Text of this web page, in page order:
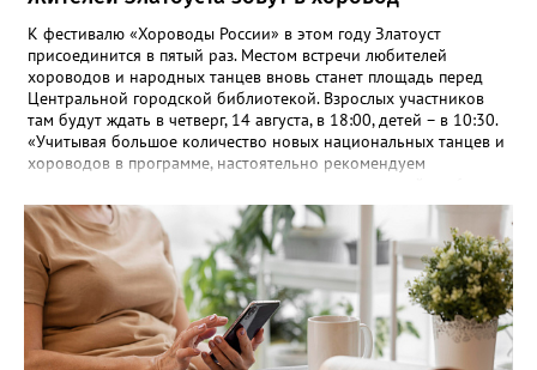
К фестивалю «Хороводы России» в этом году Златоуст
присоединится в пятый раз. Местом встречи любителей
хороводов и народных танцев вновь станет площадь перед
Центральной городской библиотекой. Взрослых участников
там будут ждать в четверг, 14 августа, в 18:00, детей – в 10:30.
«Учитывая большое количество новых национальных танцев и
хороводов в программе, настоятельно рекомендуем
(четверг) и 11 (вторник) августа в 18:00 на той же площади, -
сообщают организаторы. И добавляют: - Репетиции состоятся в
любую погоду! Если не на открытом воздухе, то в большом
зале на 5-ом этаже». Праздники для детей и взрослых в этом
году будут объединены общим названием «Златоустовский
народ, вставай в единый хоровод!».